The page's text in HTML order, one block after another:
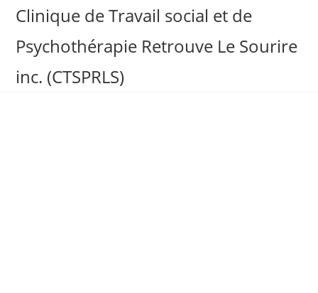
Clinique de Travail social et de
Psychothérapie Retrouve Le Sourire
inc. (CTSPRLS)